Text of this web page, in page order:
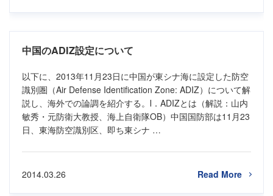
中国のADIZ設定について
以下に、2013年11月23日に中国が東シナ海に設定した防空
識別圏（Air Defense Identification Zone: ADIZ）について解
説し、海外での論調を紹介する。Ⅰ．ADIZとは（解説：山内
敏秀・元防衛大教授、海上自衛隊OB）中国国防部は11月23
日、東海防空識別区、即ち東シナ …
Read More
2014.03.26